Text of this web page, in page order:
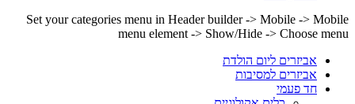
Set your categories menu in Header builder -> Mobile -> Mobile
menu element -> Show/Hide -> Choose menu
אביזרים ליום הולדת
אביזרים למסיבות
חד פעמי